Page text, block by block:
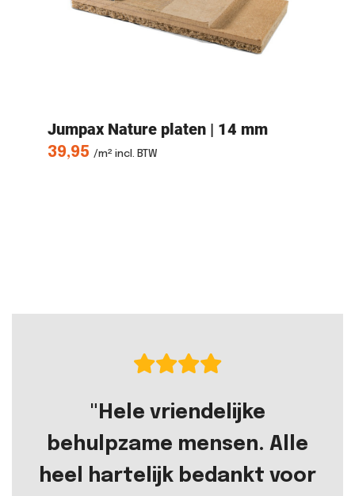
Jumpax Nature platen | 14 mm
39,95 /m² incl. BTW
"Hele vriendelijke
behulpzame mensen. Alle
heel hartelijk bedankt voor